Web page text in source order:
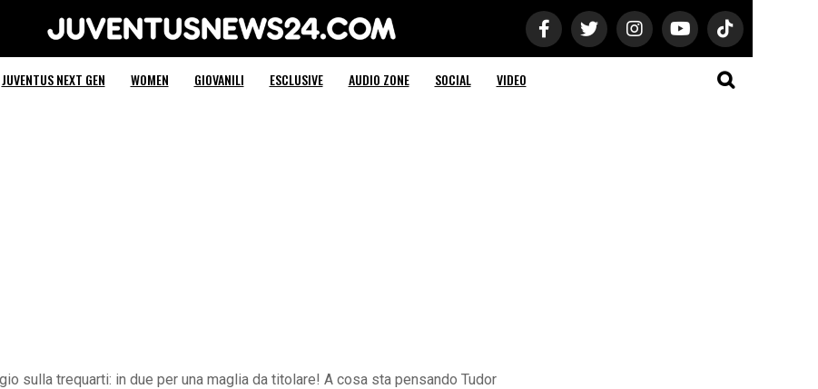
Juventus News 24
JUVENTUS NEXT GEN WOMEN GIOVANILI ESCLUSIVE AUDIO ZONE SOCIAL VIDEO
sulla trequarti: in due per una maglia da titolare! A cosa sta pensando Tudor